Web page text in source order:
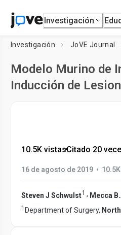
Investigación
Investigación JoVE Journal
Modelo Murino de
Inducción de
10.5K vistas•Citado 20
16 de agosto de 2019 •
Steven J Schwulst1 , Mecca
1 Department of Surgery,